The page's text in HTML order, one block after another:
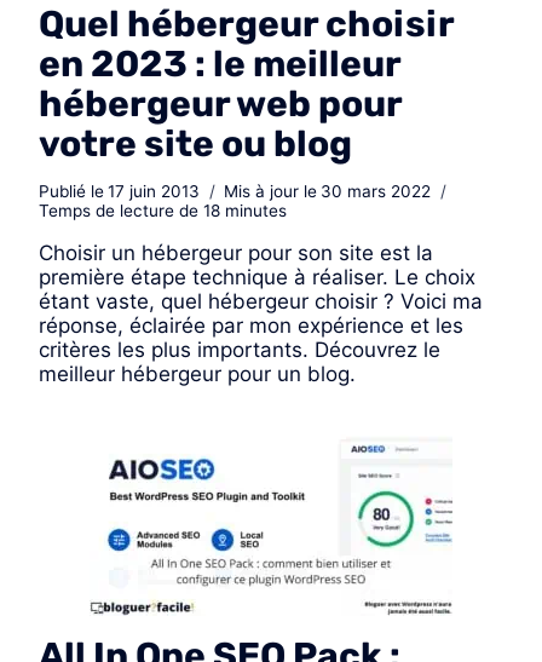
Quel hébergeur choisir
en 2023 : le meilleur
hébergeur web pour
votre site ou blog
Publié le17 juin 2013 Mis à jour le 30 mars 2022
Temps de lecture de 18 minutes
Choisir un hébergeur pour son site est la
première étape technique à réaliser. Le choix
étant vaste, quel hébergeur choisir ? Voici ma
réponse, éclairée par mon expérience et les
critères les plus importants. Découvrez le
meilleur hébergeur pour un blog.